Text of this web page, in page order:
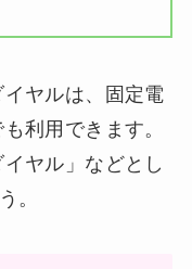
ヤルは、固定電
利用できます。
ヤル」などとし
。